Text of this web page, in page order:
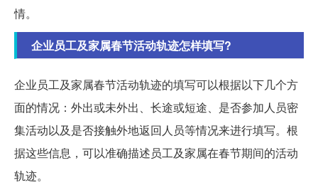
情。
企业员工及家属春节活动轨迹怎样填写?
企业员工及家属春节活动轨迹的填写可以根据以下几个方
面的情况：外出或未外出、长途或短途、是否参加人员密
集活动以及是否接触外地返回人员等情况来进行填写。根
据这些信息，可以准确描述员工及家属在春节期间的活动
轨迹。